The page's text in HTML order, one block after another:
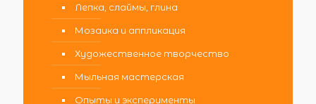
Лепка, слаймы, глина
Мозаика и аппликация
Художественное творчество
Мыльная мастерская
Опыты и эксперименты